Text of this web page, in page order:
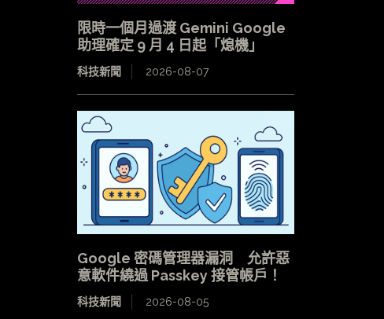
限時一個月過渡 Gemini Google
助理確定 9 月 4 日起「熄機」
科技新聞 2026-08-07
Google 密碼管理器漏洞 允許惡
意軟件繞過 Passkey 接管帳戶！
科技新聞 2026-08-05